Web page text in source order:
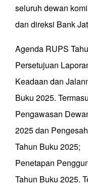
seluruh dewan
dan direksi Bank
Agenda RUPS
Persetujuan
Keadaan dan
Buku 2025.
Pengawasan
2025 dan
Tahun Buku 2025;
Penetapan
Tahun Buku 2025.